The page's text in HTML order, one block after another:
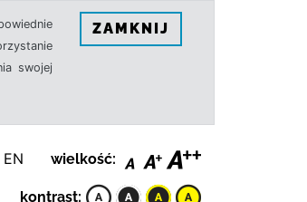
swojej
ZAMKNIJ
EN wielkość:
kontrast: